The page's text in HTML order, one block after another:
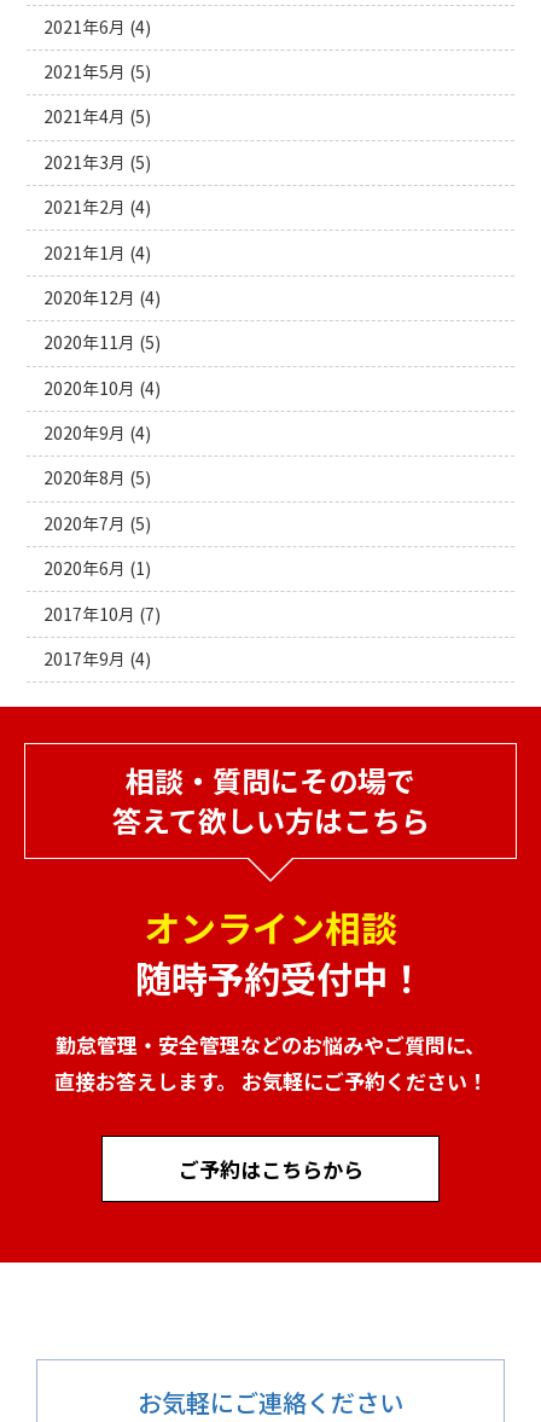
2021年6月 (4)
2021年5月 (5)
2021年4月 (5)
2021年3月 (5)
2021年2月 (4)
2021年1月 (4)
2020年12月 (4)
2020年11月 (5)
2020年10月 (4)
2020年9月 (4)
2020年8月 (5)
2020年7月 (5)
2020年6月 (1)
2017年10月 (7)
2017年9月 (4)
相談・質問にその場で
答えて欲しい方はこちら
オンライン相談
随時予約受付中！
勤怠管理・安全管理などのお悩みやご質問に、
直接お答えします。 お気軽にご予約ください！
ご予約はこちらから
お気軽にご連絡ください